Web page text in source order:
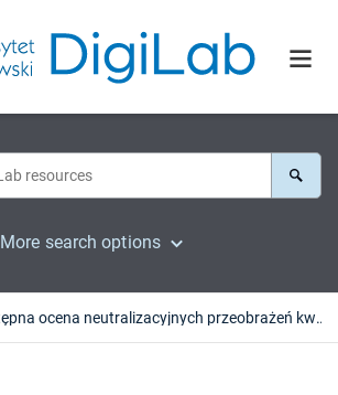
More search options
Wstępna ocena neutralizacyjnych przeobrażeń kwaśnego przychodu wody atmosferycznej w podłożu Karkonoszy